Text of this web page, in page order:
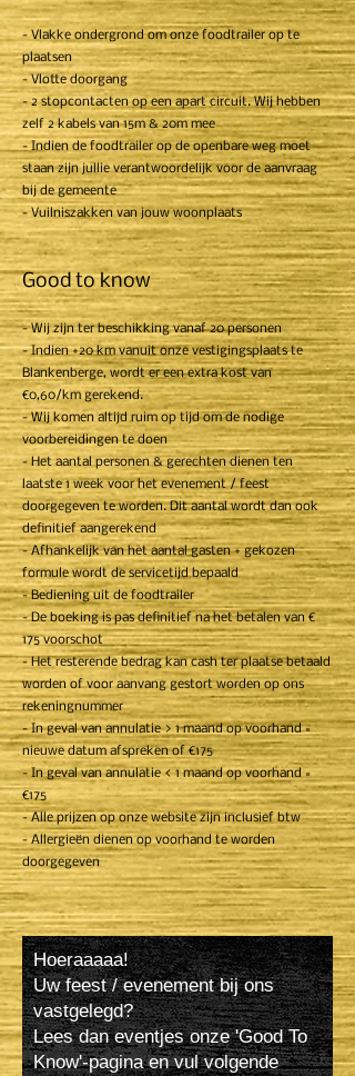
- Vlakke ondergrond om onze foodtrailer op te
plaatsen
- Vlotte doorgang
- 2 stopcontacten op een apart circuit. Wij hebben
zelf 2 kabels van 15m & 20m mee
- Indien de foodtrailer op de openbare weg moet
staan zijn jullie verantwoordelijk voor de aanvraag
bij de gemeente
- Vuilniszakken van jouw woonplaats
Good to know
- Wij zijn ter beschikking vanaf 20 personen
- Indien +20 km vanuit onze vestigingsplaats te
Blankenberge, wordt er een extra kost van
€0,60/km gerekend.
- Wij komen altijd ruim op tijd om de nodige
voorbereidingen te doen
- Het aantal personen & gerechten dienen ten
laatste 1 week voor het evenement / feest
doorgegeven te worden. Dit aantal wordt dan ook
definitief aangerekend
- Afhankelijk van het aantal gasten + gekozen
formule wordt de servicetijd bepaald
- Bediening uit de foodtrailer
- De boeking is pas definitief na het betalen van €
175 voorschot
- Het resterende bedrag kan cash ter plaatse betaald
worden of voor aanvang gestort worden op ons
rekeningnummer
- In geval van annulatie > 1 maand op voorhand =
nieuwe datum afspreken of €175
- In geval van annulatie < 1 maand op voorhand =
€175
- Alle prijzen op onze website zijn inclusief btw
- Allergieën dienen op voorhand te worden
doorgegeven
Hoeraaaaa!
Uw feest / evenement bij ons
vastgelegd?
Lees dan eventjes onze 'Good To
Know'-pagina en vul volgende